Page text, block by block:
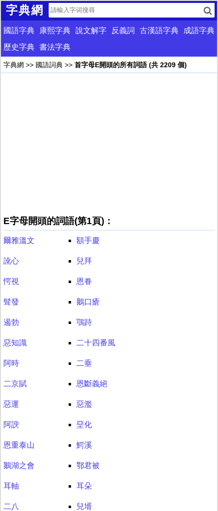
字典網
國語字典 康熙字典 說文解字 反義詞 古漢語字典
成語字典
歷史字典 書法字典
字典網 >> 國語詞典 >> 首字母E開頭的所有詞語 (共 2209 個)
E字母開頭的詞語(第1頁)：
爾雅溫文 額手慶
訛心 兒拜
愕視 恩眷
髶發 鵝口瘡
遏勃 鶚跱
惡知識 二十四番風
阿時 二垂
二京賦 恩斷義絕
惡運 惡濫
阿諛 堊化
恩重泰山 鰐溪
鵝湖之會 鄂君被
耳軸 耳朵
二八 兒壻